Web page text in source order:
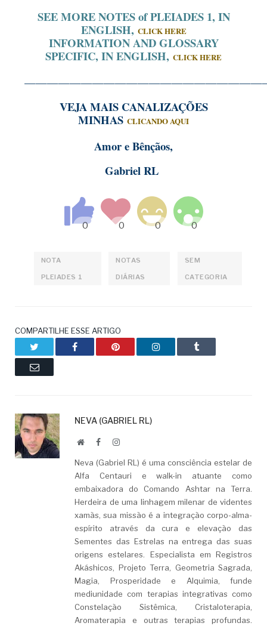
SEE MORE NOTES of PLEIADES 1, IN
ENGLISH, CLICK HERE
INFORMATION AND GLOSSARY
SPECIFIC, IN ENGLISH, CLICK HERE
VEJA MAIS CANALIZAÇÕES
MINHAS CLICANDO AQUI
Amor e Bênçãos,
Gabriel RL
NOTA
PLEIADES 1
NOTAS
DIÁRIAS
SEM
CATEGORIA
COMPARTILHE ESSE ARTIGO
Facebook Pinterest LinkedIn Tumblr
Email
NEVA (GABRIEL RL)
WebsiteFacebookLinkedIn
Neva (Gabriel RL) é uma consciência estelar de
Alfa Centauri e walk-in atuante como
embaixadora do Comando Ashtar na Terra.
Herdeira de uma linhagem milenar de videntes
xamãs, sua missão é a integração corpo-alma-
espírito através da cura e elevação das
Sementes das Estrelas na entrega das suas
origens estelares. Especialista em Registros
Akáshicos, Projeto Terra, Geometria Sagrada,
Magia, Prosperidade e Alquimia, funde
mediunidade com terapias integrativas como
Constelação Sistêmica, Cristaloterapia,
Aromaterapia e outras terapias profundas.